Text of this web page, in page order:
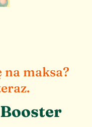
na maksa?